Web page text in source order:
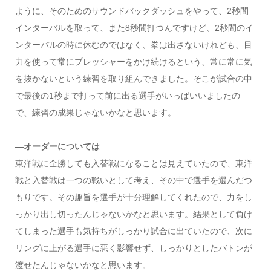
ように、そのためのサウンドバックダッシュをやって、2秒間
インターバルを取って、また8秒間打つんですけど、2秒間のイ
ンターバルの時に休むのではなく、拳は出さないけれども、目
力を使って常にプレッシャーをかけ続けるという、常に常に気
を抜かないという練習を取り組んできました。そこが試合の中
で最後の1秒まで打って前に出る選手がいっぱいいましたの
で、練習の成果じゃないかなと思います。
―オーダーについては
東洋戦に全勝しても入替戦になることは見えていたので、東洋
戦と入替戦は一つの戦いとして考え、その中で選手を選んだつ
もりです。その趣旨を選手が十分理解してくれたので、力をし
っかり出し切ったんじゃないかなと思います。結果として負け
てしまった選手も気持ちがしっかり試合に出ていたので、次に
リングに上がる選手に悪く影響せず、しっかりとしたバトンが
渡せたんじゃないかなと思います。